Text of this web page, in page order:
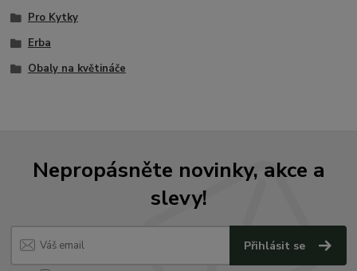
Pro Kytky
Erba
Obaly na květináče
Nepropásněte novinky, akce a
slevy!
Přihlásit se